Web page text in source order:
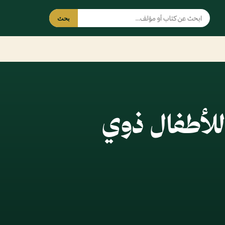
بحث
ذوي